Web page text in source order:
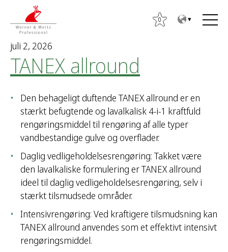
0
S
f
juli 2, 2026
TANEX allround
Den behageligt duftende TANEX allround er en
stærkt befugtende og lavalkalisk 4-i-1 kraftfuld
rengøringsmiddel til rengøring af alle typer
vandbestandige gulve og overflader.
Daglig vedligeholdelsesrengøring: Takket være
den lavalkaliske formulering er TANEX allround
ideel til daglig vedligeholdelsesrengøring, selv i
stærkt tilsmudsede områder.
Intensivrengøring: Ved kraftigere tilsmudsning kan
TANEX allround anvendes som et effektivt intensivt
rengøringsmiddel.